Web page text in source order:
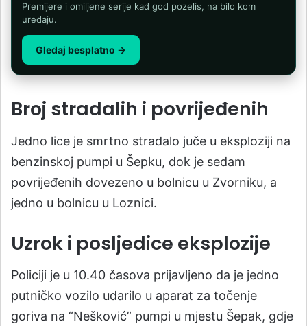
Premijere i omiljene serije kad god pozelis, na bilo kom
uredaju.
Gledaj besplatno →
Broj stradalih i povrijeđenih
Jedno lice je smrtno stradalo juče u eksploziji na
benzinskoj pumpi u Šepku, dok je sedam
povrijeđenih dovezeno u bolnicu u Zvorniku, a
jedno u bolnicu u Loznici.
Uzrok i posljedice eksplozije
Policiji je u 10.40 časova prijavljeno da je jedno
putničko vozilo udarilo u aparat za točenje
goriva na “Nešković” pumpi u mjestu Šepak, gdje